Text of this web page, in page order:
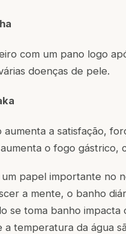
com um pano logo
doenças de pele.
aumenta a satisfação,
o fogo gástrico,
papel importante no
a mente, o banho
se toma banho
temperatura da água